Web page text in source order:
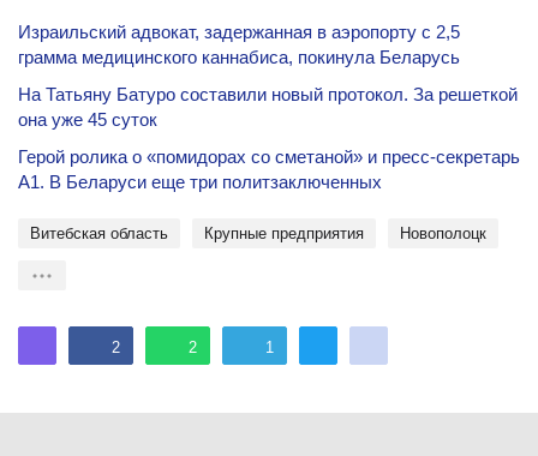
Израильский адвокат, задержанная в аэропорту с 2,5
грамма медицинского каннабиса, покинула Беларусь
На Татьяну Батуро составили новый протокол. За решеткой
она уже 45 суток
Герой ролика о «помидорах со сметаной» и пресс-секретарь
А1. В Беларуси еще три политзаключенных
Витебская область крупные предприятия Новополоцк
2 2 1